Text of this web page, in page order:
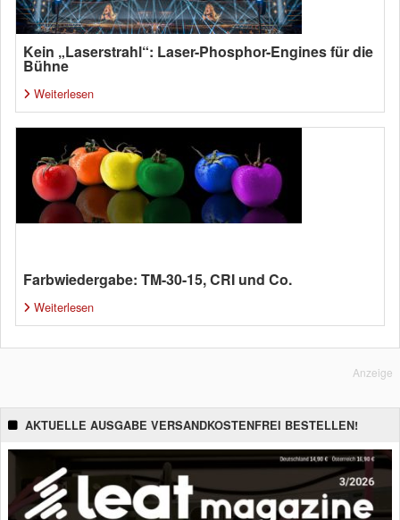
Kein „Laserstrahl“: Laser-Phosphor-Engines für die
Bühne
Weiterlesen
Farbwiedergabe: TM-30-15, CRI und Co.
Weiterlesen
Anzeige
AKTUELLE AUSGABE VERSANDKOSTENFREI BESTELLEN!